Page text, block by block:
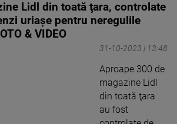
Lidl din toată ţara, controlate
uriașe pentru neregulile
& VIDEO
31-10-2023 | 13:48
Aproape 300 de
magazine Lidl
din toată ţara
au fost